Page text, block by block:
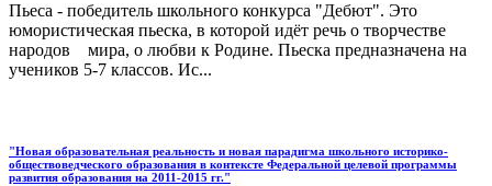
Пьеса - победитель школьного конкурса "Дебют". Это
юмористическая пьеска, в которой идёт речь о творчестве
народов мира, о любви к Родине. Пьеска предназначена на
учеников 5-7 классов. Ис...
"Новая образовательная реальность и новая парадигма школьного историко-
обществоведческого образования в контексте Федеральной целевой программы
развития образования на 2011-2015 гг."